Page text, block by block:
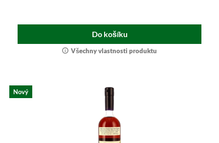
Do košíku
Všechny vlastnosti produktu
Nový